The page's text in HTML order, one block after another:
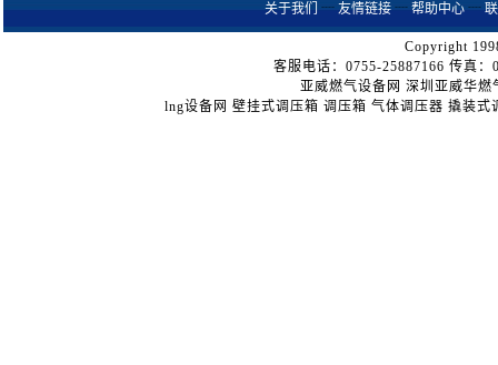
关于我们 ┈ 友情链接 ┈ 帮助中心 ┈
Copyright
客服电话：0755-25887166 传真
亚威燃气设备网 深圳亚威华
lng设备网 壁挂式调压箱 调压箱 气体调压器 撬装式